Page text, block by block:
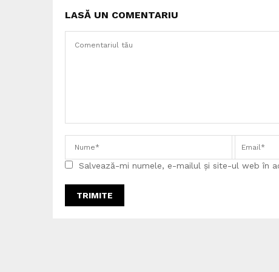
LASĂ UN COMENTARIU
Salvează-mi numele, e-mailul și site-ul web în